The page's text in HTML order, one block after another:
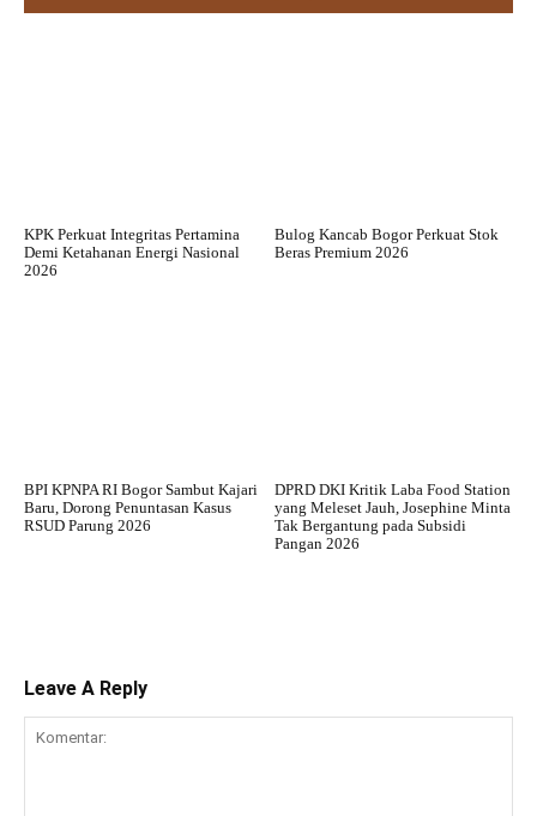
KPK Perkuat Integritas Pertamina
Demi Ketahanan Energi Nasional
2026
Bulog Kancab Bogor Perkuat Stok
Beras Premium 2026
BPI KPNPA RI Bogor Sambut Kajari
Baru, Dorong Penuntasan Kasus
RSUD Parung 2026
DPRD DKI Kritik Laba Food Station
yang Meleset Jauh, Josephine Minta
Tak Bergantung pada Subsidi
Pangan 2026
Leave A Reply